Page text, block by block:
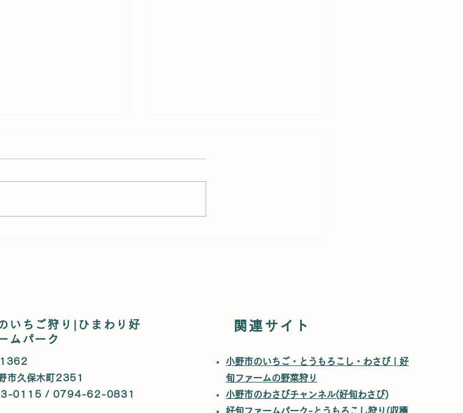
いちご狩り|ひまわり好
ムパーク
市久保木町2351
0115 / 0794-62-0831
関連サイト
​​小野市のいちご・とうもろこし・わさび | 好
旬ファームの野菜狩り
小野市のわさびチャンネル(好旬わさび)
​好旬ファームパーク-とうもろこし狩り(収穫